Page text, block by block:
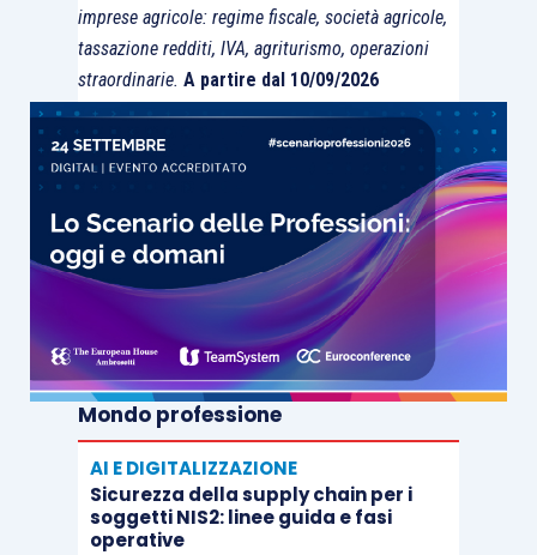
imprese agricole: regime fiscale, società agricole,
tassazione redditi, IVA, agriturismo, operazioni
straordinarie. A partire dal 10/09/2026
Mondo professione
AI E DIGITALIZZAZIONE
Sicurezza della supply chain per i
soggetti NIS2: linee guida e fasi
operative